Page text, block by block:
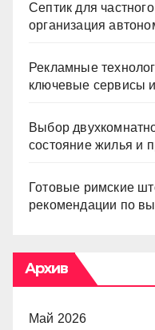
Септик для
организация
Рекламные
ключевые сервисы
Выбор
состояние жилья и
Готовые римские
рекомендации по
Архив
Май 2026